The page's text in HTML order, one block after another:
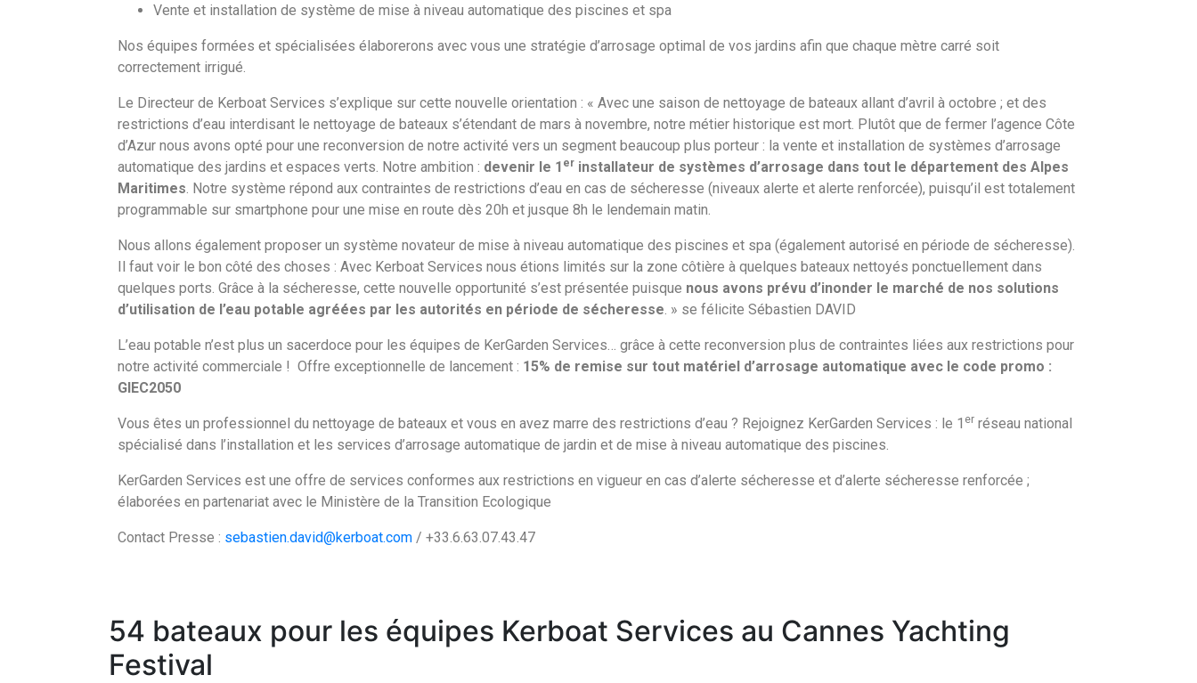
Vente et installation de système de mise à niveau automatique des piscines et spa
Nos équipes formées et spécialisées élaborerons avec vous une stratégie d’arrosage optimal de vos jardins afin que chaque mètre carré soit
correctement irrigué.
Le Directeur de Kerboat Services s’explique sur cette nouvelle orientation : « Avec une saison de nettoyage de bateaux allant d’avril à octobre ; et des
restrictions d’eau interdisant le nettoyage de bateaux s’étendant de mars à novembre, notre métier historique est mort. Plutôt que de fermer l’agence Côte
d’Azur nous avons opté pour une reconversion de notre activité vers un segment beaucoup plus porteur : la vente et installation de systèmes d’arrosage
automatique des jardins et espaces verts. Notre ambition : devenir le 1 er installateur de systèmes d’arrosage dans tout le département des Alpes
Maritimes . Notre système répond aux contraintes de restrictions d’eau en cas de sécheresse (niveaux alerte et alerte renforcée), puisqu’il est totalement
programmable sur smartphone pour une mise en route dès 20h et jusque 8h le lendemain matin.
Nous allons également proposer un système novateur de mise à niveau automatique des piscines et spa (également autorisé en période de sécheresse).
Il faut voir le bon côté des choses : Avec Kerboat Services nous étions limités sur la zone côtière à quelques bateaux nettoyés ponctuellement dans
quelques ports. Grâce à la sécheresse, cette nouvelle opportunité s’est présentée puisque nous avons prévu d’inonder le marché de nos solutions
d’utilisation de l’eau potable agréées par les autorités en période de sécheresse . » se félicite Sébastien DAVID
L’eau potable n’est plus un sacerdoce pour les équipes de KerGarden Services… grâce à cette reconversion plus de contraintes liées aux restrictions pour
notre activité commerciale ! Offre exceptionnelle de lancement : 15% de remise sur tout matériel d’arrosage automatique avec le code promo :
GIEC2050
Vous êtes un professionnel du nettoyage de bateaux et vous en avez marre des restrictions d’eau ? Rejoignez KerGarden Services : le 1 er réseau national
spécialisé dans l’installation et les services d’arrosage automatique de jardin et de mise à niveau automatique des piscines.
KerGarden Services est une offre de services conformes aux restrictions en vigueur en cas d’alerte sécheresse et d’alerte sécheresse renforcée ;
élaborées en partenariat avec le Ministère de la Transition Ecologique
Contact Presse : sebastien.david@kerboat.com / +33.6.63.07.43.47
54 bateaux pour les équipes Kerboat Services au Cannes Yachting
Festival